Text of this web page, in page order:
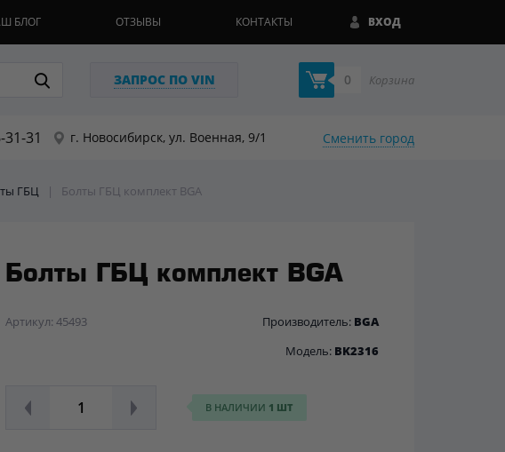
ВХОД
БЛОГ ОТЗЫВЫ КОНТАКТЫ
ЗАПРОС ПО VIN 0 Корзина
31-31 г. Новосибирск, ул. Военная, 9/1 Сменить город
ГБЦ | Болты ГБЦ комплект BGA
Болты ГБЦ комплект BGA
Артикул: 45493 Производитель: BGA
Модель: BK2316
В НАЛИЧИИ 1 ШТ